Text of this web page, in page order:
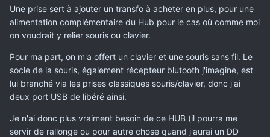
Une prise sert à ajouter un transfo à acheter en plus, pour une
alimentation complémentaire du Hub pour le cas où comme moi
on voudrait y relier souris ou clavier.
Pour ma part, on m'a offert un clavier et une souris sans fil. Le
socle de la souris, également récepteur blutooth j'imagine, est
lui branché via les prises classiques souris/clavier, donc j'ai
deux port USB de libéré ainsi.
Je n'ai donc plus vraiment besoin de ce HUB (il pourra me
servir de rallonge ou pour autre chose quand j'aurai un DD